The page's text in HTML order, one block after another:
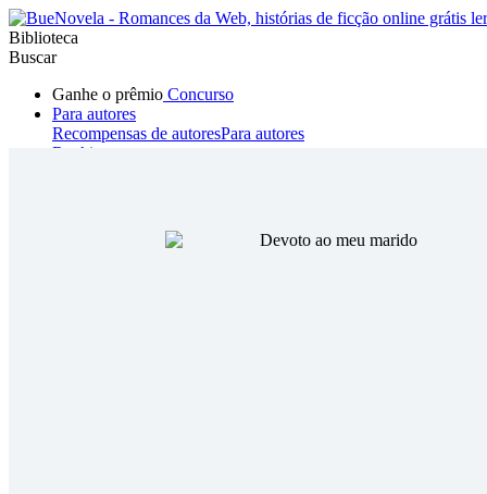
Biblioteca
Buscar
Ganhe o prêmio Concurso
Para autores
Recompensas de autoresPara autores
Ranking
Hombre lobo Mafia Sistema FantasíaUrbano